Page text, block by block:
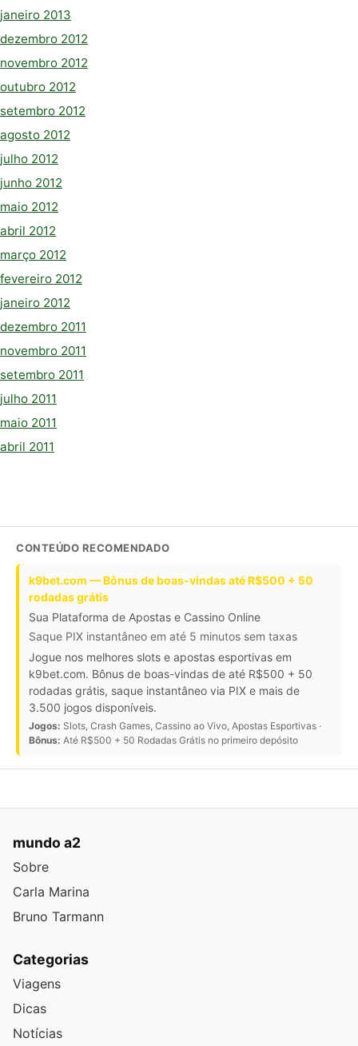
janeiro 2013
dezembro 2012
novembro 2012
outubro 2012
setembro 2012
agosto 2012
julho 2012
junho 2012
maio 2012
abril 2012
março 2012
fevereiro 2012
janeiro 2012
dezembro 2011
novembro 2011
setembro 2011
julho 2011
maio 2011
abril 2011
CONTEÚDO RECOMENDADO
k9bet.com — Bônus de boas-vindas até R$500 + 50
rodadas grátis
Sua Plataforma de Apostas e Cassino Online
Saque PIX instantâneo em até 5 minutos sem taxas
Jogue nos melhores slots e apostas esportivas em
k9bet.com. Bônus de boas-vindas de até R$500 + 50
rodadas grátis, saque instantâneo via PIX e mais de
3.500 jogos disponíveis.
Jogos: Slots, Crash Games, Cassino ao Vivo, Apostas Esportivas ·
Bônus: Até R$500 + 50 Rodadas Grátis no primeiro depósito
mundo a2
Sobre
Carla Marina
Bruno Tarmann
Categorias
Viagens
Dicas
Notícias